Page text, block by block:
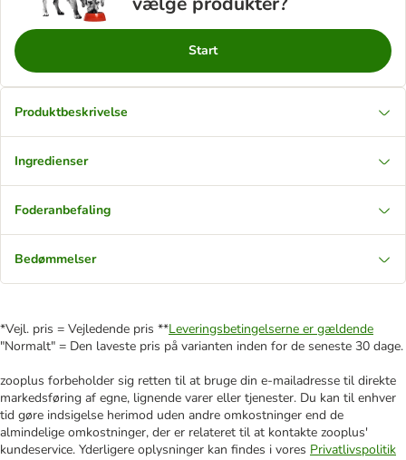
Start
Produktbeskrivelse
Ingredienser
Foderanbefaling
Bedømmelser
*Vejl. pris = Vejledende pris **Leveringsbetingelserne er gældende
"Normalt" = Den laveste pris på varianten inden for de seneste 30 dage.
zooplus forbeholder sig retten til at bruge din e-mailadresse til direkte
markedsføring af egne, lignende varer eller tjenester. Du kan til enhver
tid gøre indsigelse herimod uden andre omkostninger end de
almindelige omkostninger, der er relateret til at kontakte zooplus'
kundeservice. Yderligere oplysninger kan findes i vores Privatlivspolitik